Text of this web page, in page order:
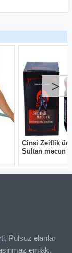
Pulsuz elanlar
emlak,